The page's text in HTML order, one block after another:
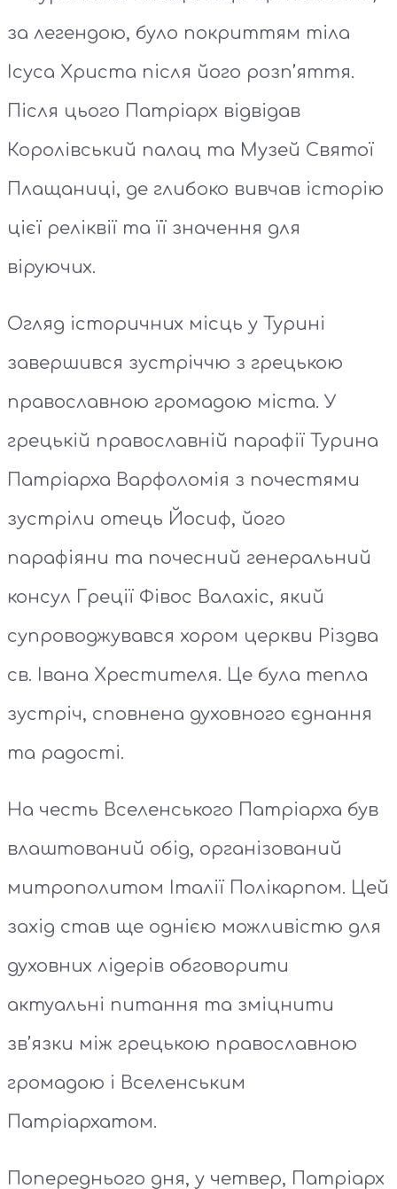
за легендою, було покриттям тіла
Ісуса Христа після його розп’яття.
Після цього Патріарх відвідав
Королівський палац та Музей Святої
Плащаниці, де глибоко вивчав історію
цієї реліквії та її значення для
віруючих.
Огляд історичних місць у Турині
завершився зустріччю з грецькою
православною громадою міста. У
грецькій православній парафії Турина
Патріарха Варфоломія з почестями
зустріли отець Йосиф, його
парафіяни та почесний генеральний
консул Греції Фівос Валахіс, який
супроводжувався хором церкви Різдва
св. Івана Хрестителя. Це була тепла
зустріч, сповнена духовного єднання
та радості.
На честь Вселенського Патріарха був
влаштований обід, організований
митрополитом Італії Полікарпом. Цей
захід став ще однією можливістю для
духовних лідерів обговорити
актуальні питання та зміцнити
зв’язки між грецькою православною
громадою і Вселенським
Патріархатом.
Попереднього дня, у четвер, Патріарх